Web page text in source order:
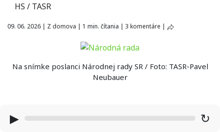
HS / TASR
09. 06. 2026 | Z domova | 1 min. čítania | 3 komentáre |
Na snímke poslanci Národnej rady SR / Foto: TASR-Pavel
Neubauer
▶ ↻